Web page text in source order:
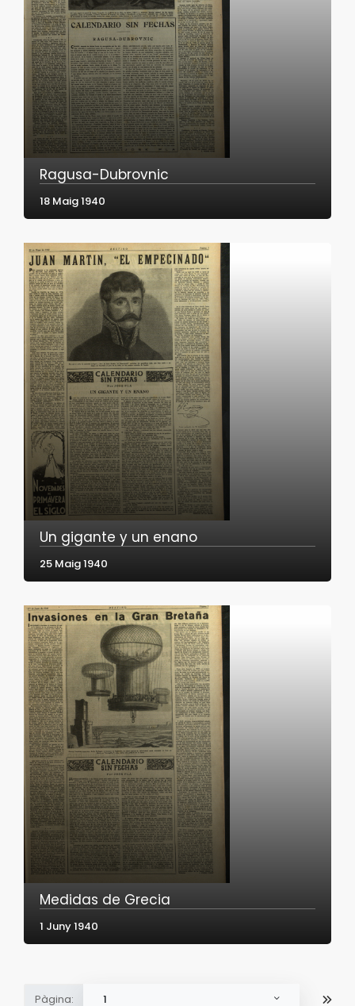
Ragusa-Dubrovnic
18 Maig 1940
Un gigante y un enano
25 Maig 1940
Medidas de Grecia
1 Juny 1940
Pàgina: 1